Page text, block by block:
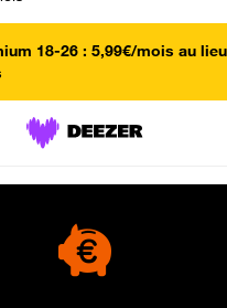
18-26 : 5,99€/mois au